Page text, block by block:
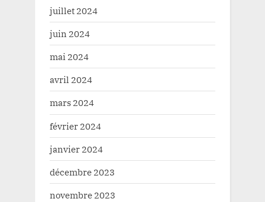
juillet 2024
juin 2024
mai 2024
avril 2024
mars 2024
février 2024
janvier 2024
décembre 2023
novembre 2023